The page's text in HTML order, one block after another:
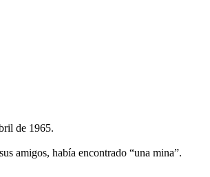
de 1965.
amigos, había encontrado “una mina”.